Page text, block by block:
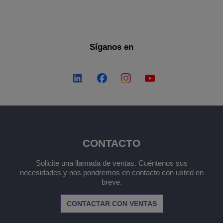
Síganos en
CONTACTO
Solicite una llamada de ventas. Cuéntenos sus
necesidades y nos pondremos en contacto con usted en
breve.
CONTACTAR CON VENTAS